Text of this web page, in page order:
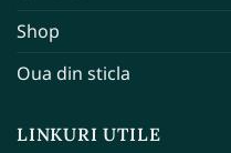
Shop
Oua din sticla
LINKURI UTILE